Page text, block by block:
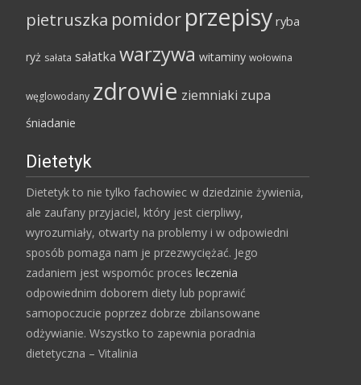
pietruszka pomidor przepisy ryba
ryż sałata sałatka warzywa witaminy wołowina
węglowodany zdrowie ziemniaki zupa
śniadanie
Dietetyk
Dietetyk to nie tylko fachowiec w dziedzinie żywienia,
ale zaufany przyjaciel, który jest cierpliwy,
wyrozumiały, otwarty na problemy i w odpowiedni
sposób pomaga nam je przezwyciężać. Jego
zadaniem jest wspomóc proces leczenia
odpowiednim doborem diety lub poprawić
samopoczucie poprzez dobrze zbilansowane
odżywianie. Wszystko to zapewnia poradnia
dietetyczna – Vitalinia